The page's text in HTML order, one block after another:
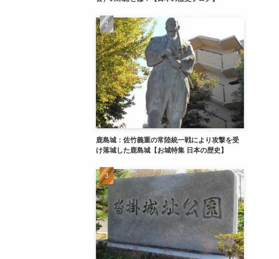
鹿島城：佐竹義重の常陸統一戦により攻撃を受
け落城した鹿島城【お城特集 日本の歴史】